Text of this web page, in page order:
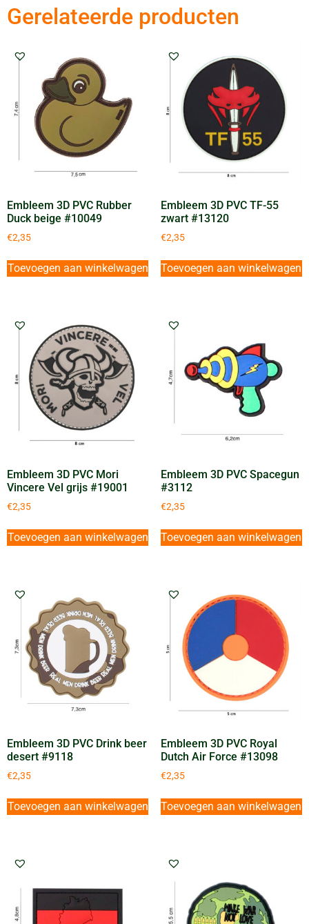
Gerelateerde producten
Embleem 3D PVC Rubber
Duck beige #10049
€2,35
Toevoegen aan winkelwagen
Embleem 3D PVC TF-55
zwart #13120
€2,35
Toevoegen aan winkelwagen
Embleem 3D PVC Mori
Vincere Vel grijs #19001
€2,35
Toevoegen aan winkelwagen
Embleem 3D PVC Spacegun
#3112
€2,35
Toevoegen aan winkelwagen
Embleem 3D PVC Drink beer
desert #9118
€2,35
Toevoegen aan winkelwagen
Embleem 3D PVC Royal
Dutch Air Force #13098
€2,35
Toevoegen aan winkelwagen